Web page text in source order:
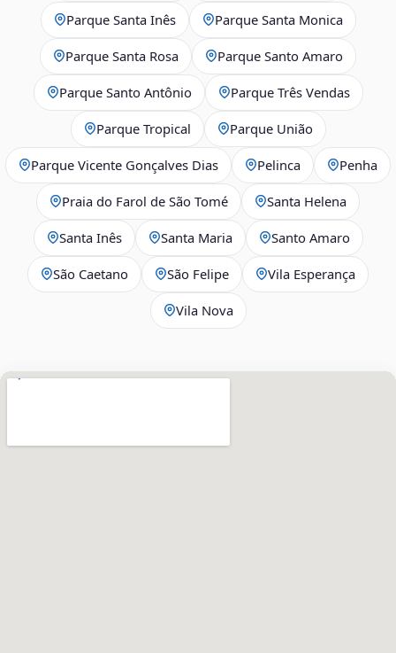
Parque Santa Inês Parque Santa Monica
Parque Santa Rosa Parque Santo Amaro
Parque Santo Antônio Parque Três Vendas
Parque Tropical Parque União
Parque Vicente Gonçalves Dias Pelinca Penha
Praia do Farol de São Tomé Santa Helena
Santa Inês Santa Maria Santo Amaro
São Caetano São Felipe Vila Esperança
Vila Nova